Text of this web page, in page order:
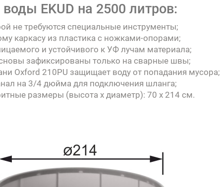
EKUD на 2500 литров:
не требуются специальные инструменты;
каркасу из пластика с ножками-опорами;
и устойчивого к УФ лучам материала;
зафиксированы только на сварные швы;
Oxford 210PU защищает воду от попадания мусора;
на 3/4 дюйма для подключения шланга;
размеры (высота х диаметр): 70 х 214 см.